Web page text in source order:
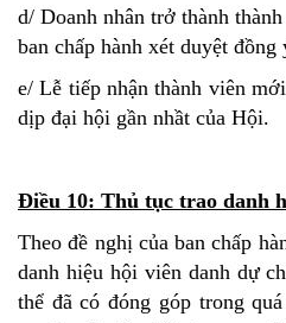
d/ Doanh nhân trở thành
ban chấp hành xét duyệt đồng
e/ Lễ tiếp nhận thành viên
dịp đại hội gần nhầt của Hội.
Điều 10: Thủ tục trao danh
Theo đề nghị của ban chấp
danh hiệu hội viên danh dự
thể đã có đóng góp trong